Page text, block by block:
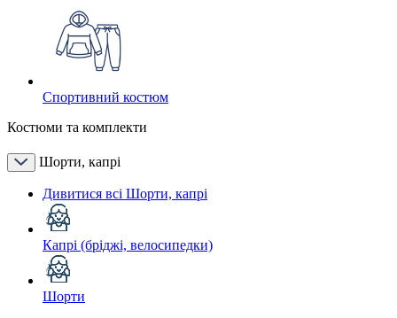
Спортивний костюм
Костюми та комплекти
Шорти, капрі
Дивитися всі Шорти, капрі
Капрі (бріджі, велосипедки)
Шорти